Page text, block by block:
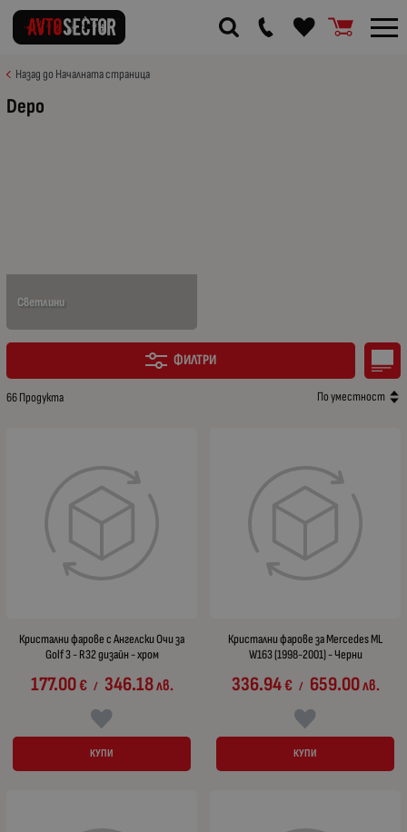
Назад до Началната страница
Depo
Светлини
ФИЛТРИ
66 Продукта По уместност
Кристални фарове с Ангелски Очи за
Golf 3 - R32 дизайн - хром
177.00€ / 346.18лв.
КУПИ
Кристални фарове за Mercedes ML
W163 (1998-2001) - Черни
336.94€ / 659.00лв.
КУПИ